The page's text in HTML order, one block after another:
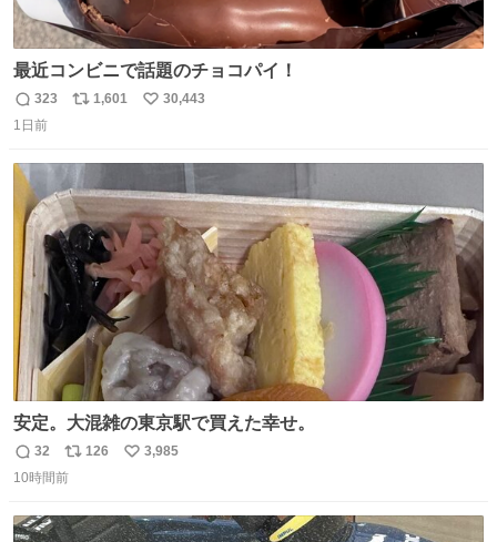
最近コンビニで話題のチョコパイ！
返
信
323
リ
ト
数
1,601
い
30,443
1日前
安定。大混雑の東京駅で買えた幸せ。
返
信
32
リ
ポ
ト
126
い
数
3,985
10時間前